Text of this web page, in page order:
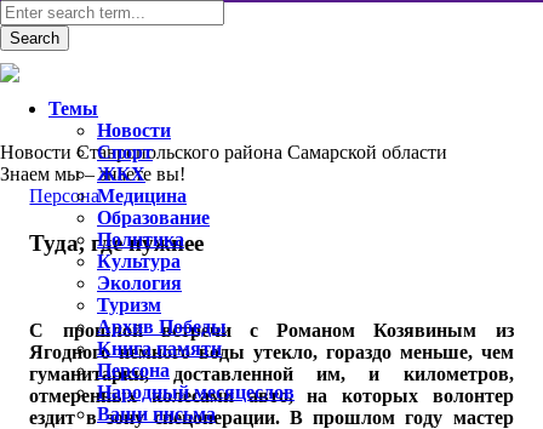
Новости Ставропольского района Самарской области
Знаем мы – знаете вы!
Персона
Туда, где нужнее
С прошлой встречи с Романом Козявиным из
Ягодного немного воды утекло, гораздо меньше, чем
гуманитарки, доставленной им, и километров,
отмеренных колесами авто, на которых волонтер
ездит в зону спецоперации. В прошлом году мастер
Темы
Новости
Спорт
ЖКХ
Медицина
Образование
Политика
Культура
Экология
Туризм
Архив Победы
Книга памяти
Персона
Народный месяцеслов
Ваши письма